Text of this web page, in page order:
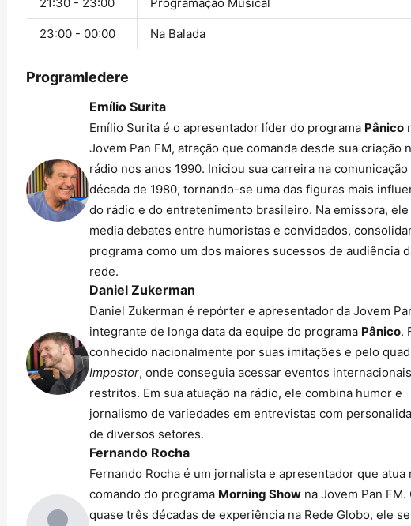
21:30 - 23:00 Programação Musical
23:00 - 00:00 Na Balada
Programledere
Emílio Surita
Emílio Surita é o apresentador líder do programa Pânico
Jovem Pan FM, atração que comanda desde sua criação
rádio nos anos 1990. Iniciou sua carreira na comunicação
década de 1980, tornando-se uma das figuras mais
do rádio e do entretenimento brasileiro. Na emissora, ele
media debates entre humoristas e convidados,
programa como um dos maiores sucessos de audiência
rede.
Daniel Zukerman
Daniel Zukerman é repórter e apresentador da Jovem
integrante de longa data da equipe do programa Pânico.
conhecido nacionalmente por suas imitações e pelo
Impostor, onde conseguia acessar eventos internacionais
restritos. Em sua atuação na rádio, ele combina humor e
jornalismo de variedades em entrevistas com
de diversos setores.
Fernando Rocha
Fernando Rocha é um jornalista e apresentador que atua
comando do programa Morning Show na Jovem Pan FM.
quase três décadas de experiência na Rede Globo, ele se